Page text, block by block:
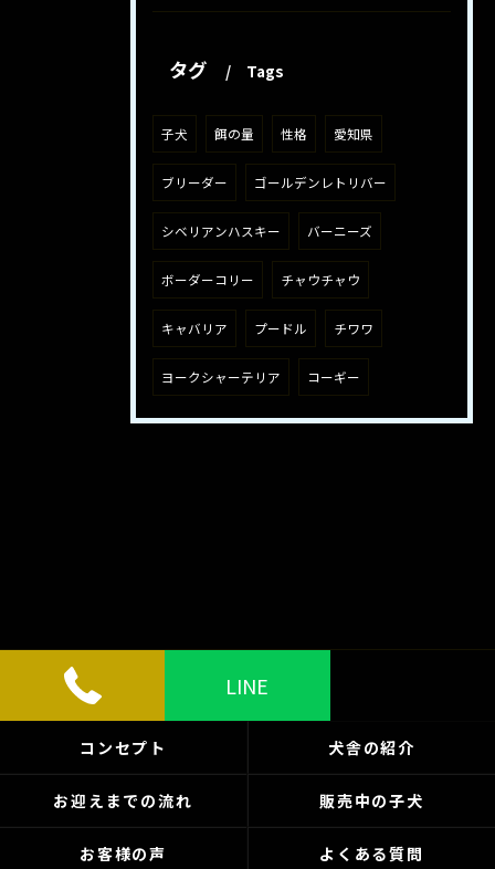
タグ Tags
子犬 餌の量 性格 愛知県
ブリーダー ゴールデンレトリバー
シベリアンハスキー バーニーズ
ボーダーコリー チャウチャウ
キャバリア プードル チワワ
ヨークシャーテリア コーギー
LINE
コンセプト 犬舎の紹介
お迎えまでの流れ 販売中の子犬
お客様の声 よくある質問